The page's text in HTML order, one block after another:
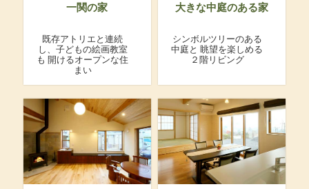
一関の家
既存アトリエと連続
し、子どもの絵画教室
も 開けるオープンな住
まい
大きな中庭のある家
シンボルツリーのある
中庭と 眺望を楽しめる
２階リビング